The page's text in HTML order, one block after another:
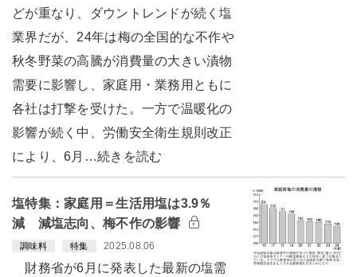
どが重なり、ダウントレンドが続く塩
業界だが、24年は梅の全国的な不作や
秋冬野菜の高騰が消費量の大きい漬物
需要に影響し、家庭用・業務用ともに
各社は打撃を受けた。一方で温暖化の
影響が続く中、労働安全衛生規則改正
により、6月…続きを読む
塩特集：家庭用＝生活用塩は3.9％
減 減塩志向、梅不作の影響
調味料 特集 2025.08.06
財務省が6月に発表した最新の塩需